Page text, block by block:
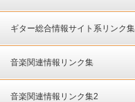
ギター総合情報サイト系リンク集
音楽関連情報リンク集
音楽関連情報リンク集2